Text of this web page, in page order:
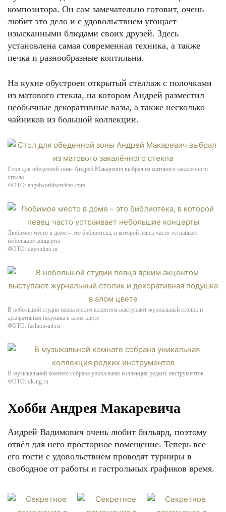
композитора. Он сам замечательно готовит, очень
любит это дело и с удовольствием угощает
изысканными блюдами своих друзей. Здесь
установлена самая современная техника, а также
печка и разнообразные коптильни.
На кухне обустроен открытый стеллаж с полочками
из матового стекла, на котором Андрей разместил
необычные декоративные вазы, а также несколько
чайников из большой коллекции.
Стол для обеденной зоны Андрей Макаревич выбрал из матового закалённого
стекла
ФОТО: angelworldservices.com
Любимое место в доме – это библиотека, в которой певец часто устраивает
небольшие концерты
ФОТО: dayonline.ru
В небольшой студии певца ярким акцентом выступают журнальный столик и
декоративная подушка в алом цвете
ФОТО: fashion-int.ru
В музыкальной комнате собрана уникальная коллекция редких инструментов
ФОТО: uk-ng.ru
Хобби Андрея Макаревича
Андрей Вадимович очень любит бильярд, поэтому
отвёл для него просторное помещение. Теперь все
его гости с удовольствием проводят турниры в
свободное от работы и гастрольных графиков время.